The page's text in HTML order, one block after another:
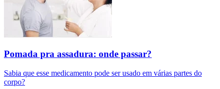
Pomada pra assadura: onde passar?
Sabia que esse medicamento pode ser usado em várias partes do
corpo?